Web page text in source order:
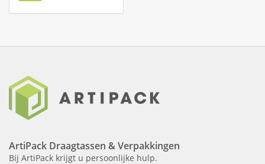
ArtiPack Draagtassen & Verpakkingen
Bij ArtiPack krijgt u persoonlijke hulp.